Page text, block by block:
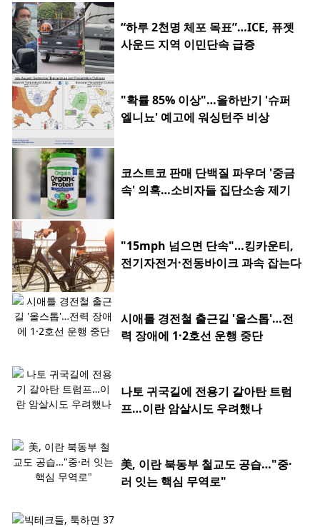
“하루 2천명 체포 목표”…ICE, 퓨젯
사운드 지역 이민단속 급증
"확률 85% 이상"…올하반기 '슈퍼
엘니뇨' 예고에 워싱턴주 비상
코스트코 판매 단백질 파우더 '중금
속' 의혹…소비자들 집단소송 제기
"15mph 넘으면 단속"…킹카운티,
전기자전거·전동바이크 과속 잡는다
시애틀 경전철 출근길 '올스톱'…전
력 장애에 1·2호선 운행 중단
나토 귀국길에 전용기 갈아탄 트럼
프…이란 암살시도 우려했나
美, 이란 북동부 철교도 공습…"중·
러 잇는 핵심 무역로"